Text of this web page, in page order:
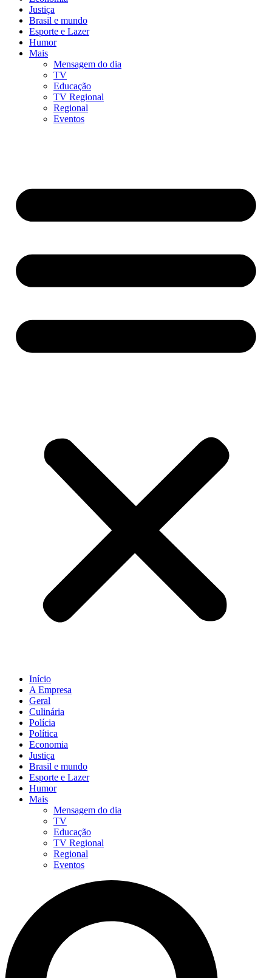
Justiça
Brasil e mundo
Esporte e Lazer
Humor
Mais
Mensagem do dia
TV
Educação
TV Regional
Regional
Eventos
Início
A Empresa
Geral
Culinária
Polícia
Política
Economia
Justiça
Brasil e mundo
Esporte e Lazer
Humor
Mais
Mensagem do dia
TV
Educação
TV Regional
Regional
Eventos